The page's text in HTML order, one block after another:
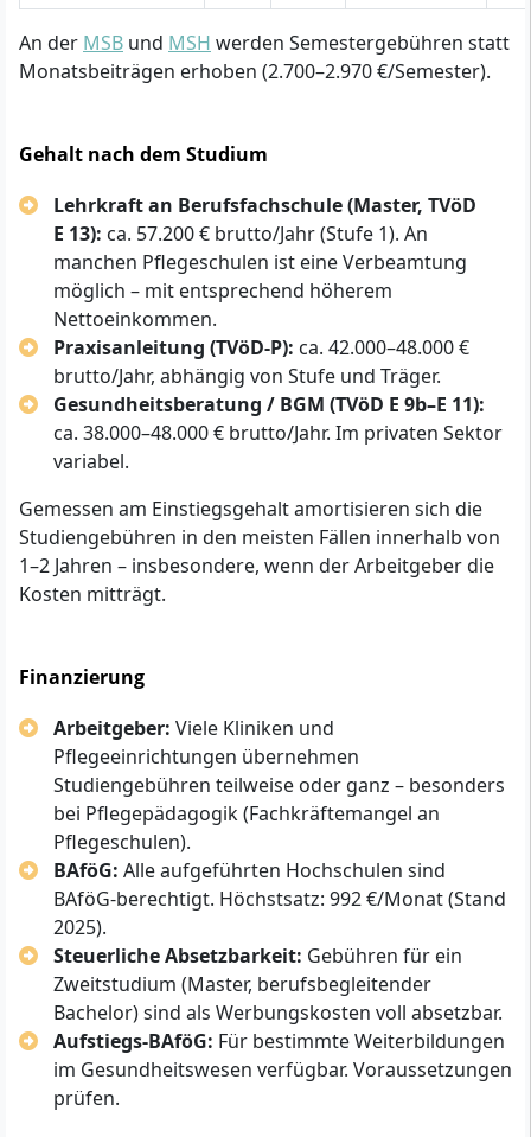
An der MSB und MSH werden Semestergebühren statt
Monatsbeiträgen erhoben (2.700–2.970 €/Semester).
Gehalt nach dem Studium
Lehrkraft an Berufsfachschule (Master, TVöD
E 13): ca. 57.200 € brutto/Jahr (Stufe 1). An
manchen Pflegeschulen ist eine Verbeamtung
möglich – mit entsprechend höherem
Nettoeinkommen.
Praxisanleitung (TVöD-P): ca. 42.000–48.000 €
brutto/Jahr, abhängig von Stufe und Träger.
Gesundheitsberatung / BGM (TVöD E 9b–E 11):
ca. 38.000–48.000 € brutto/Jahr. Im privaten Sektor
variabel.
Gemessen am Einstiegsgehalt amortisieren sich die
Studiengebühren in den meisten Fällen innerhalb von
1–2 Jahren – insbesondere, wenn der Arbeitgeber die
Kosten mitträgt.
Finanzierung
Arbeitgeber: Viele Kliniken und
Pflegeeinrichtungen übernehmen
Studiengebühren teilweise oder ganz – besonders
bei Pflegepädagogik (Fachkräftemangel an
Pflegeschulen).
BAföG: Alle aufgeführten Hochschulen sind
BAföG-berechtigt. Höchstsatz: 992 €/Monat (Stand
2025).
Steuerliche Absetzbarkeit: Gebühren für ein
Zweitstudium (Master, berufsbegleitender
Bachelor) sind als Werbungskosten voll absetzbar.
Aufstiegs-BAföG: Für bestimmte Weiterbildungen
im Gesundheitswesen verfügbar. Voraussetzungen
prüfen.